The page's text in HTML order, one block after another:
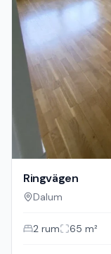
Ringvägen
Dalum
2 rum 65 m²